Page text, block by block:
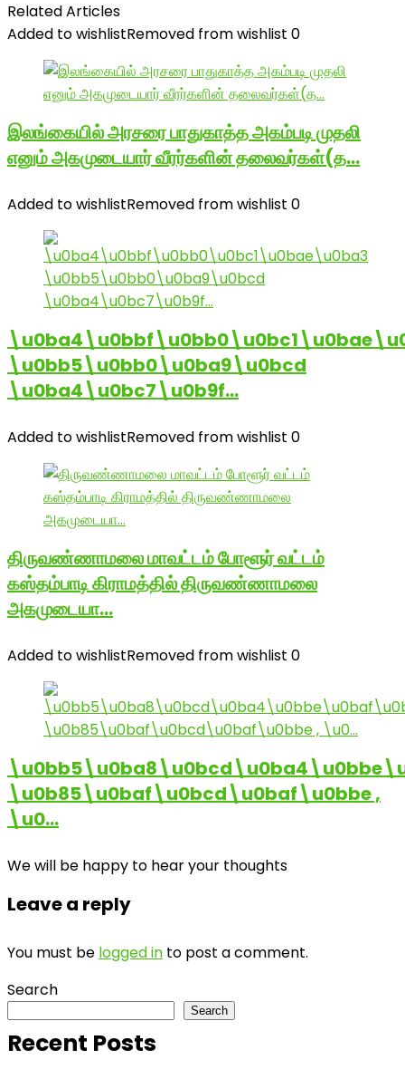
Related Articles
Added to wishlistRemoved from wishlist 0
இலங்கையில் அரசரை பாதுகாத்த அகம்படி முதலி
எனும் அகமுடையார் வீரர்களின் தலைவர்கள்(த…
Added to wishlistRemoved from wishlist 0
\u0bb5\u0bb0\u0ba9\u0bcd
\u0ba4\u0bc7\u0b9f…
Added to wishlistRemoved from wishlist 0
திருவண்ணாமலை மாவட்டம் போளூர் வட்டம்
கஸ்தம்பாடி கிராமத்தில் திருவண்ணாமலை
அகமுடையா…
Added to wishlistRemoved from wishlist 0
\u0b85\u0baf\u0bcd\u0baf\u0bbe ,
\u0…
We will be happy to hear your thoughts
Leave a reply
You must be logged in to post a comment.
Search
Search
Recent Posts